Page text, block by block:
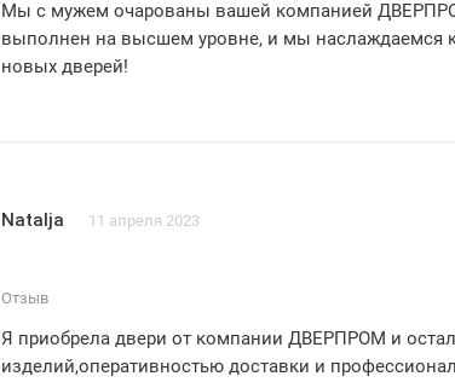
Мы с мужем очарованы вашей компанией
выполнен на высшем уровне, и мы наслаждаемся
новых дверей!
Natalja 11 апреля 2023
Отзыв
Я приобрела двери от компании ДВЕРПРОМ и
изделий,оперативностью доставки и